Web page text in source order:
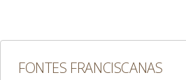
FONTES FRANCISCANAS